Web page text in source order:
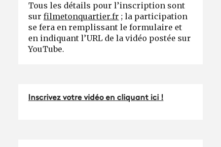
Tous les détails pour l’inscription sont
surfilmetonquartier.fr ; la participation
se fera en remplissant le formulaire et
en indiquant l’URL de la vidéo postée sur
YouTube.
Inscrivez votre vidéo en cliquant ici !